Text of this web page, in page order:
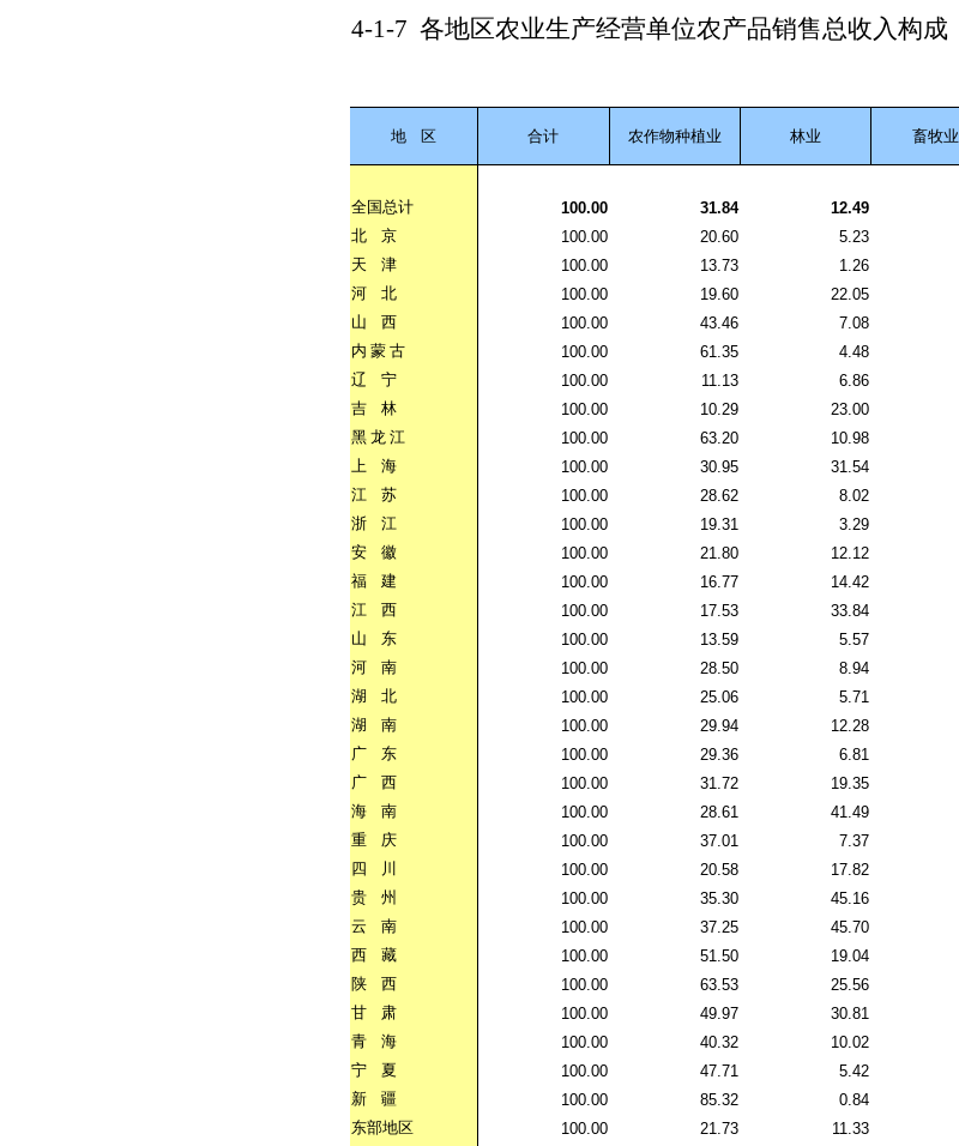
4-1-7 各地区农业生产经营单位农产品销售总收入构成
地 区 合计 农作物种植业 林业 畜牧业
全国总计 100.00 31.84 12.49
北
京 100.00 20.60 5.23
天
津 100.00 13.73 1.26
河
北 100.00 19.60 22.05
山
西 100.00 43.46 7.08
内 蒙 古 100.00 61.35 4.48
辽
宁 100.00 11.13 6.86
吉
林 100.00 10.29 23.00
黑 龙 江 100.00 63.20 10.98
上
海 100.00 30.95 31.54
江
苏 100.00 28.62 8.02
浙
江 100.00 19.31 3.29
安
徽 100.00 21.80 12.12
福
建 100.00 16.77 14.42
江
西 100.00 17.53 33.84
山
东 100.00 13.59 5.57
河
南 100.00 28.50 8.94
湖
北 100.00 25.06 5.71
湖
南 100.00 29.94 12.28
广
东 100.00 29.36 6.81
广
西 100.00 31.72 19.35
海
南 100.00 28.61 41.49
重
庆 100.00 37.01 7.37
四
川 100.00 20.58 17.82
贵
州 100.00 35.30 45.16
云
南 100.00 37.25 45.70
西
藏 100.00 51.50 19.04
陕
西 100.00 63.53 25.56
甘
肃 100.00 49.97 30.81
青
海 100.00 40.32 10.02
宁
夏 100.00 47.71 5.42
新
疆 100.00 85.32 0.84
东部地区
100.00 21.73 11.33